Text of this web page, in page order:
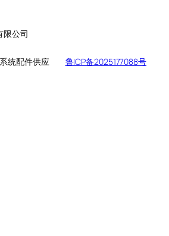
品
限公司
统配件供应 鲁ICP备2025177088号